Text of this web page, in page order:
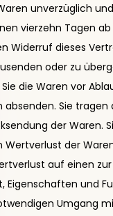
unverzüglich
vierzehn Tagen
Widerruf dieses
oder zu
die Waren vor
absenden. Sie
der Waren.
Wertverlust der
auf einen
Eigenschaften und
Umgang